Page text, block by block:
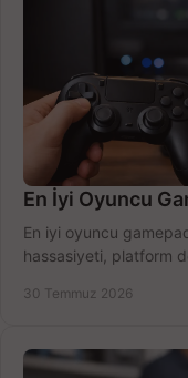
En İyi Oyuncu
En iyi oyuncu
hassasiyeti, platform
30 Temmuz 2026